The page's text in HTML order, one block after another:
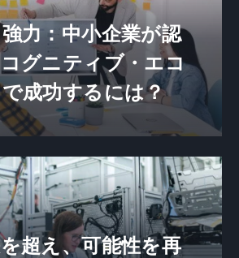
力：中小企業が認
グニティブ・エコ
成功するには？
超え、可能性を再